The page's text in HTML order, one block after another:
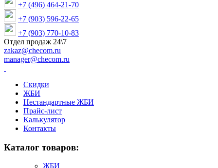
+7 (496) 464-21-70
+7 (903) 596-22-65
+7 (903) 770-10-83
Отдел продаж 24\7
zakaz@checom.ru
manager@checom.ru
Скидки
ЖБИ
Нестандартные ЖБИ
Прайс-лист
Калькулятор
Контакты
Каталог товаров:
ЖБИ